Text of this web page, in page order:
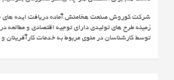
شرکت کوروش صنعت هخامنش آماده دریافت ایده های
زمینه طرح های تولیدی دارای توجیه اقتصادی و مطالعه
توسط کارشناسان در منوی مربوط به خدمات کارآفرینان و